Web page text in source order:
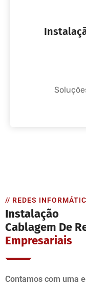
// REDES
Instalação
Cablagem De
Empresariais
Contamos com uma